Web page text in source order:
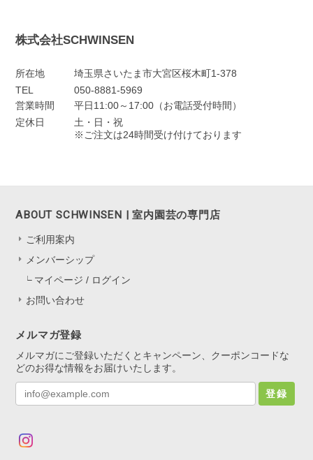
株式会社SCHWINSEN
所在地
埼玉県さいたま市大宮区桜木町1-378
TEL
050-8881-5969
営業時間
平日11:00～17:00（お電話受付時間）
定休日
土・日・祝
※ご注文は24時間受け付けております
ABOUT SCHWINSEN | 室内園芸の専門店
ご利用案内
メンバーシップ
マイページ / ログイン
お問い合わせ
メルマガ登録
メルマガにご登録いただくとキャンペーン、クーポンコードな
どのお得な情報をお届けいたします。
登録